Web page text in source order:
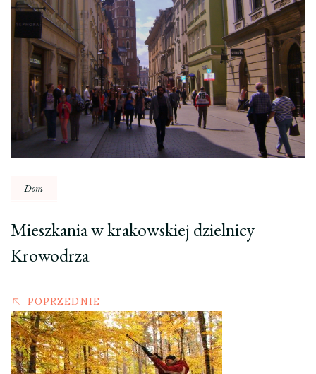
Dom
Mieszkania w krakowskiej dzielnicy
Krowodrza
POPRZEDNIE